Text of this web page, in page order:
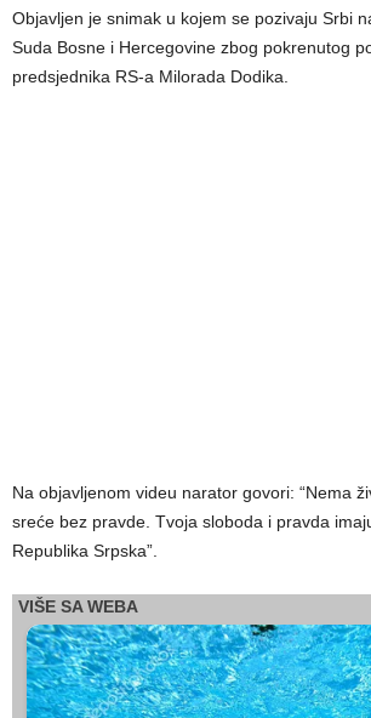
Objavljen je snimak u kojem se pozivaju Srbi
Suda Bosne i Hercegovine zbog pokrenutog
predsjednika RS-a Milorada Dodika.
Na objavljenom videu narator govori: “Nema
sreće bez pravde. Tvoja sloboda i pravda
Republika Srpska”.